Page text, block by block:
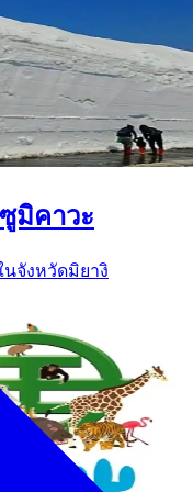
มิคาวะ
นจังหวัดมิยางิ